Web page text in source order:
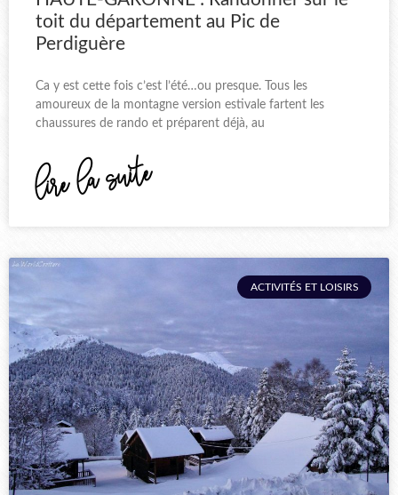
toit du département au Pic de
Perdiguère
Ca y est cette fois c’est l’été…ou presque. Tous les
amoureux de la montagne version estivale fartent les
chaussures de rando et préparent déjà, au
lire la suite
ACTIVITÉS ET LOISIRS